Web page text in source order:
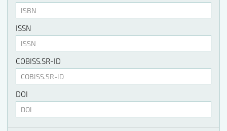
ISSN
COBISS.SR-ID
DOI